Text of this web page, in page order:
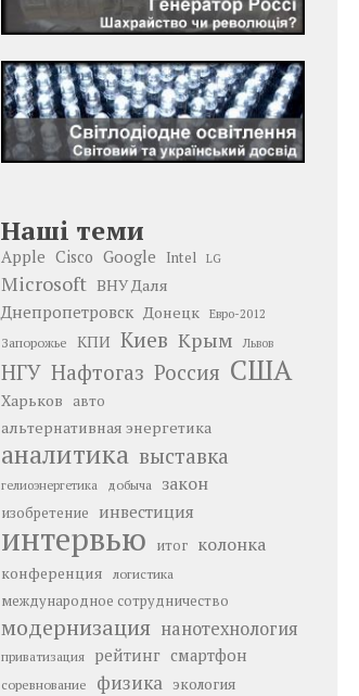
Наші теми
Apple Cisco Google Intel LG
Microsoft ВНУ Даля
Днепропетровск Донецк Евро-2012
Запорожье КПИ Киев Крым Львов
НГУ Нафтогаз Россия США
Харьков авто
альтернативная энергетика
аналитика выставка
гелиоэнергетика добыча закон
изобретение инвестиция
интервью итог колонка
конференция логистика
международное сотрудничество
модернизация нанотехнология
приватизация рейтинг смартфон
соревнование физика экология